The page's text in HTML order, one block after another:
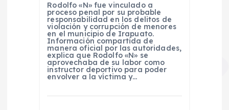
Rodolfo «N» fue vinculado a
proceso penal por su probable
responsabilidad en los delitos de
violación y corrupción de menores
en el municipio de Irapuato.
Información compartida de
manera oficial por las autoridades,
explica que Rodolfo «N» se
aprovechaba de su labor como
instructor deportivo para poder
envolver a la víctima y…